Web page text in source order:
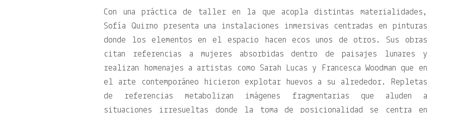
Con una práctica de taller en la que acopla distintas materialidades,
Sofía Quirno presenta una instalaciones inmersivas centradas en pinturas
donde los elementos en el espacio hacen ecos unos de otros. Sus obras
citan referencias a mujeres absorbidas dentro de paisajes lunares y
realizan homenajes a artistas como Sarah Lucas y Francesca Woodman que en
el arte contemporáneo hicieron explotar huevos a su alrededor. Repletas
de referencias metabolizan imágenes fragmentarias que aluden a
situaciones irresueltas donde la toma de posicionalidad se centra en